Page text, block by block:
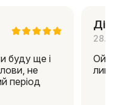
буду ще і
не
період
Ой